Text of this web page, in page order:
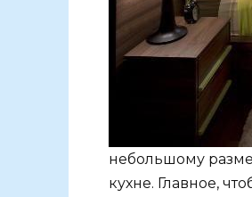
небольшому
кухне. Главное,